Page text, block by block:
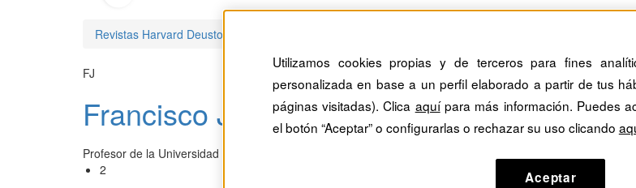
Revistas Harvard Deusto
FJ
Francisco Javier Rondán Cataluña
Profesor de la Universidad de Sevilla.
2
Utilizamos cookies propias y de terceros para fines
personalizada en base a un perfil elaborado a partir de tus
páginas visitadas). Clica aquípara más información. Puedes
el botón “Aceptar” o configurarlas o rechazar su uso clicando
Aceptar